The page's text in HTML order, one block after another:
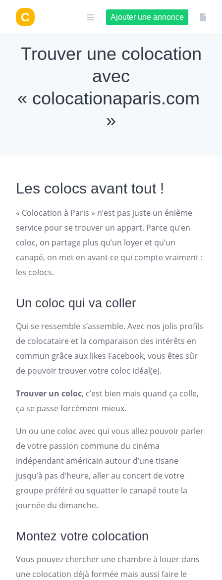
contenu
Ajouter une annonce
Trouver une colocation
avec
« colocationaparis.com
»
Les colocs avant tout !
« Colocation à Paris » n’est pas juste un énième
service pour se trouver un appart. Parce qu’en
coloc, on partage plus qu’un loyer et qu’un
canapé, on met en avant ce qui compte vraiment :
les colocs.
Un coloc qui va coller
Qui se ressemble s’assemble. Avec nos jolis profils
de colocataire et la comparaison des intérêts en
commun grâce aux likes Facebook, vous êtes sûr
de pouvoir trouver votre coloc idéal(e).
Trouver un coloc, c’est bien mais quand ça colle,
ça se passe forcément mieux.
Un ou une coloc avec qui vous allez pouvoir parler
de votre passion commune du cinéma
indépendant américain autour d’une tisane
jusqu’à pas d’heure, aller au concert de votre
groupe préféré ou squatter le canapé toute la
journée du dimanche.
Montez votre colocation
Vous pouvez chercher une chambre à louer dans
une colocation déjà formée mais aussi faire le